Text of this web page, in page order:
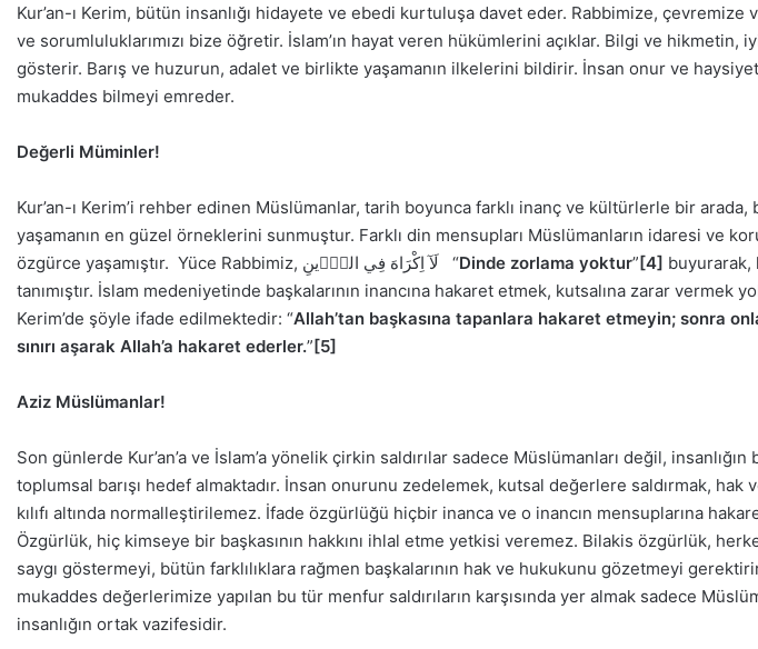
Kur’an-ı Kerim, bütün insanlığı hidayete ve ebedi kurtuluşa davet eder. Rabbimize, çevremize
ve sorumluluklarımızı bize öğretir. İslam’ın hayat veren hükümlerini açıklar. Bilgi ve hikmetin,
gösterir. Barış ve huzurun, adalet ve birlikte yaşamanın ilkelerini bildirir. İnsan onur ve
mukaddes bilmeyi emreder.
Değerli Müminler!
Kur’an-ı Kerim’i rehber edinen Müslümanlar, tarih boyunca farklı inanç ve kültürlerle bir arada,
yaşamanın en güzel örneklerini sunmuştur. Farklı din mensupları Müslümanların idaresi ve
özgürce yaşamıştır. Yüce Rabbimiz, لَآ اِكْرَاهَ فِي الدّ۪ينِ “Dinde zorlama yoktur”[4] buyurarak,
tanımıştır. İslam medeniyetinde başkalarının inancına hakaret etmek, kutsalına zarar vermek
Kerim’de şöyle ifade edilmektedir: “Allah’tan başkasına tapanlara hakaret etmeyin; sonra
sınırı aşarak Allah’a hakaret ederler.”[5]
Aziz Müslümanlar!
Son günlerde Kur’an’a ve İslam’a yönelik çirkin saldırılar sadece Müslümanları değil,
toplumsal barışı hedef almaktadır. İnsan onurunu zedelemek, kutsal değerlere saldırmak, hak
kılıfı altında normalleştirilemez. İfade özgürlüğü hiçbir inanca ve o inancın mensuplarına
Özgürlük, hiç kimseye bir başkasının hakkını ihlal etme yetkisi veremez. Bilakis özgürlük,
saygı göstermeyi, bütün farklılıklara rağmen başkalarının hak ve hukukunu gözetmeyi
mukaddes değerlerimize yapılan bu tür menfur saldırıların karşısında yer almak sadece
insanlığın ortak vazifesidir.